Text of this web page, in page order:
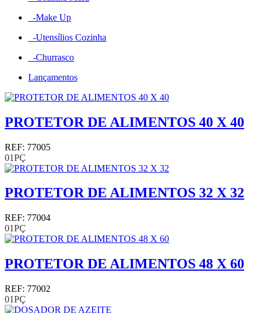
-Make Up
-Utensílios Cozinha
-Churrasco
Lançamentos
PROTETOR DE ALIMENTOS 40 X 40
REF: 77005
01PÇ
PROTETOR DE ALIMENTOS 32 X 32
REF: 77004
01PÇ
PROTETOR DE ALIMENTOS 48 X 60
REF: 77002
01PÇ